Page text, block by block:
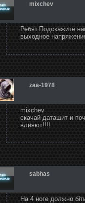
mixchev
Ребят.Подскажите
выходное
zaa-1978
mixchev
скачай даташит и
влияют!!!!
sabhas
На 4 ноге должно